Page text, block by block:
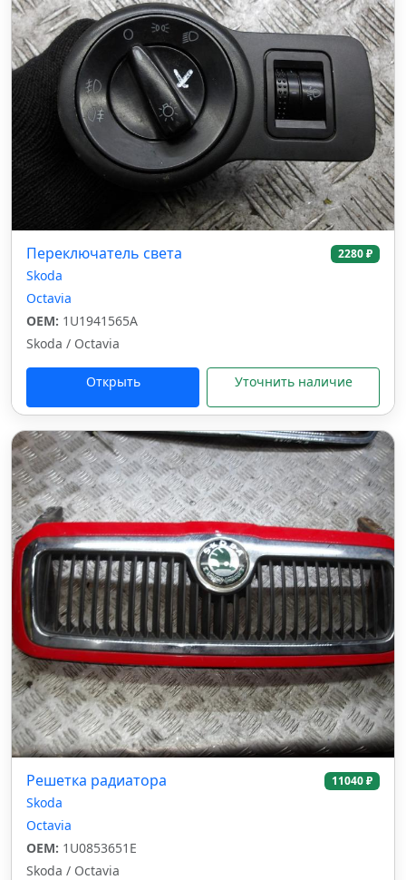
Переключатель света 2280 ₽
Skoda
Octavia
OEM: 1U1941565A
Skoda / Octavia
Открыть Уточнить наличие
Решетка радиатора 11040 ₽
Skoda
Octavia
OEM: 1U0853651E
Skoda / Octavia